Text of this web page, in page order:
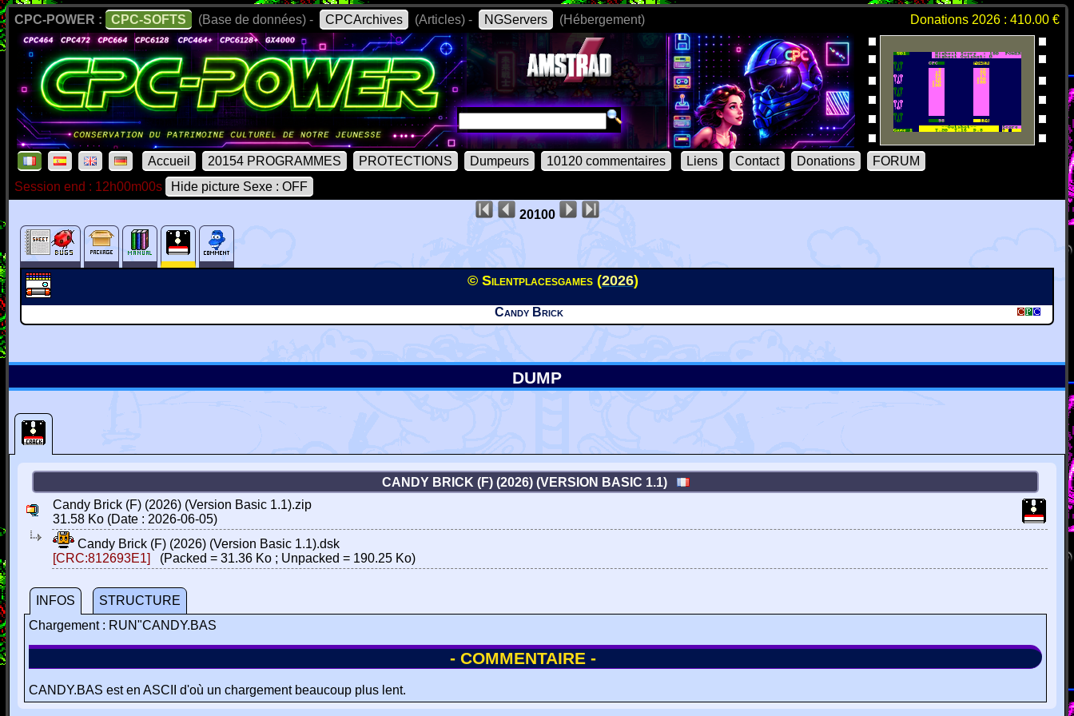
CPC-POWER : CPC-SOFTS (Base de données) - CPCArchives (Articles) - NGServers (Hébergement) Donations 2026 : 410.00 €
Accueil 20154 PROGRAMMES PROTECTIONS Dumpeurs 10120 commentaires Liens Contact Donations
FORUM
Session end : 12h00m00s
Hide picture Sexe : OFF
20100
© Silentplacesgames (2026)
Candy Brick
DUMP
CANDY BRICK (F) (2026) (VERSION BASIC 1.1)
Candy Brick (F) (2026) (Version Basic 1.1).zip
31.58 Ko (Date : 2026-06-05)
Candy Brick (F) (2026) (Version Basic 1.1).dsk
[CRC:812693E1]
(Packed = 31.36 Ko ; Unpacked = 190.25 Ko)
INFOS
STRUCTURE
Chargement : RUN"CANDY.BAS
- COMMENTAIRE -
CANDY.BAS est en ASCII d'où un chargement beaucoup plus lent.